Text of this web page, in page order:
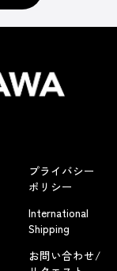
プライバシー
ポリシー
International
Shipping
お問い合わせ/